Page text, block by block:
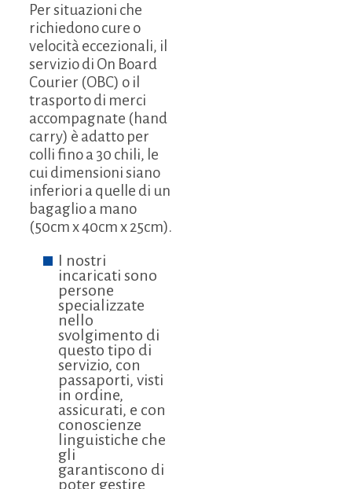
Per situazioni che
richiedono cure o
velocità eccezionali, il
servizio di On Board
Courier (OBC) o il
trasporto di merci
accompagnate (hand
carry) è adatto per
colli fino a 30 chili, le
cui dimensioni siano
inferiori a quelle di un
bagaglio a mano
(50cm x 40cm x 25cm).
I nostri
incaricati sono
persone
specializzate
nello
svolgimento di
questo tipo di
servizio, con
passaporti, visti
in ordine,
assicurati, e con
conoscienze
linguistiche che
gli
garantiscono di
poter gestire